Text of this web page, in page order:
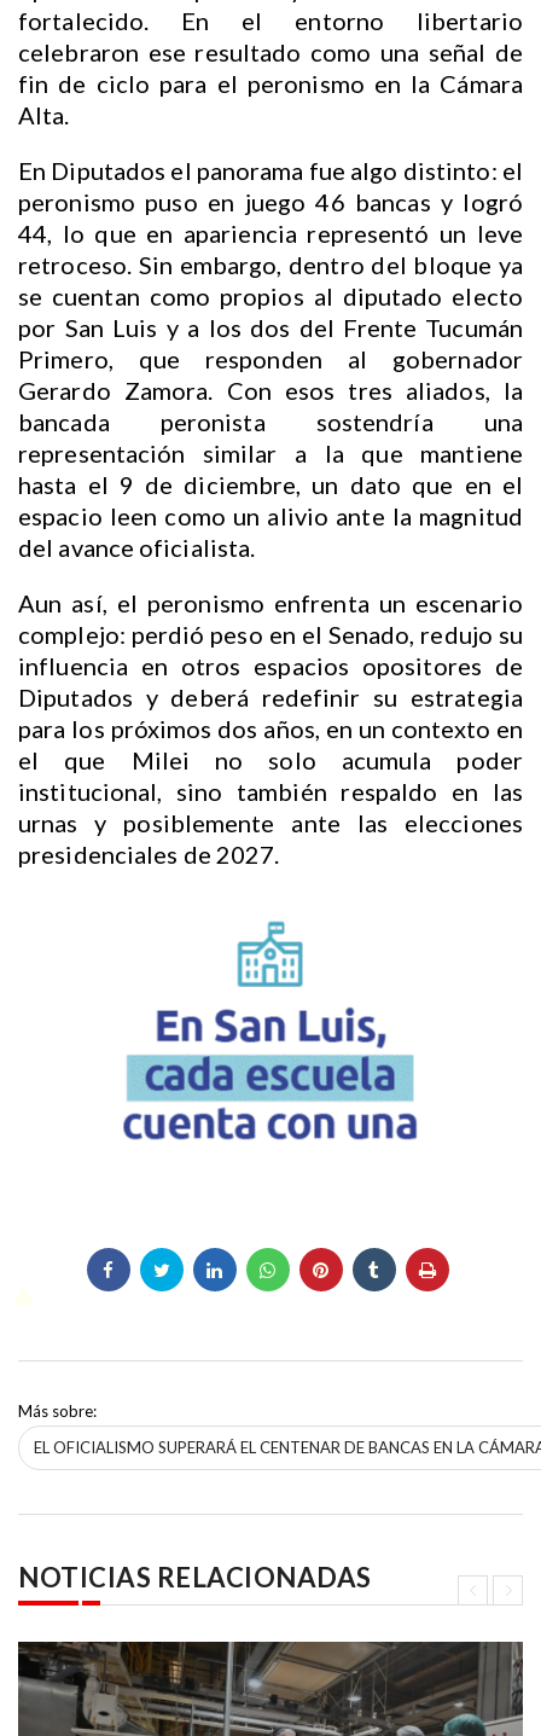
fortalecido. En el entorno libertario
celebraron ese resultado como una señal de
fin de ciclo para el peronismo en la Cámara
Alta.
En Diputados el panorama fue algo distinto: el
peronismo puso en juego 46 bancas y logró
44, lo que en apariencia representó un leve
retroceso. Sin embargo, dentro del bloque ya
se cuentan como propios al diputado electo
por San Luis y a los dos del Frente Tucumán
Primero, que responden al gobernador
Gerardo Zamora. Con esos tres aliados, la
bancada peronista sostendría una
representación similar a la que mantiene
hasta el 9 de diciembre, un dato que en el
espacio leen como un alivio ante la magnitud
del avance oficialista.
Aun así, el peronismo enfrenta un escenario
complejo: perdió peso en el Senado, redujo su
influencia en otros espacios opositores de
Diputados y deberá redefinir su estrategia
para los próximos dos años, en un contexto en
el que Milei no solo acumula poder
institucional, sino también respaldo en las
urnas y posiblemente ante las elecciones
presidenciales de 2027.
Más sobre:
EL OFICIALISMO SUPERARÁ EL CENTENAR DE BANCAS EN LA
NOTICIAS RELACIONADAS